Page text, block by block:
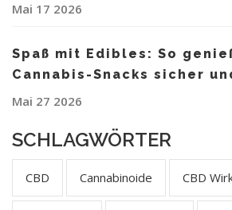
Mai 17 2026
Spaß mit Edibles: So
Cannabis-Snacks sicher
Mai 27 2026
SCHLAGWÖRTER
CBD Cannabinoide CBD